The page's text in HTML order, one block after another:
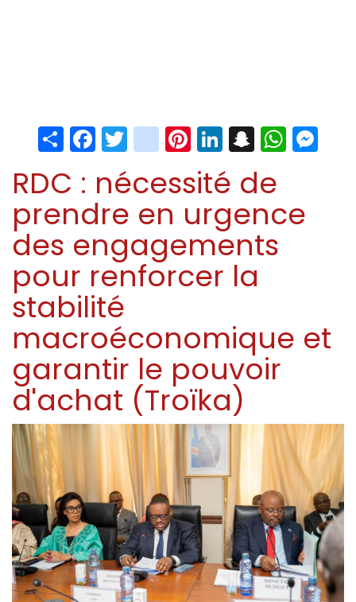
ShareFacebook
Twitter
instagram
Pinterest
LinkedIn
Snapchat
RDC : nécessité de
prendre en urgence
des engagements
pour renforcer la
stabilité
macroéconomique et
garantir le pouvoir
d'achat (Troïka)